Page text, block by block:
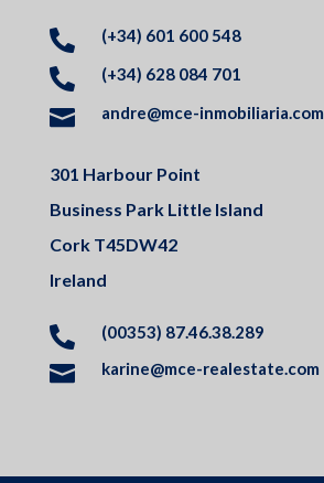
 (+34) 601 600 548
 (+34) 628 084 701
 andre@mce-inmobiliaria.com
301 Harbour Point
Business Park Little Island
Cork T45DW42
Ireland
 (00353) 87.46.38.289
 karine@mce-realestate.com